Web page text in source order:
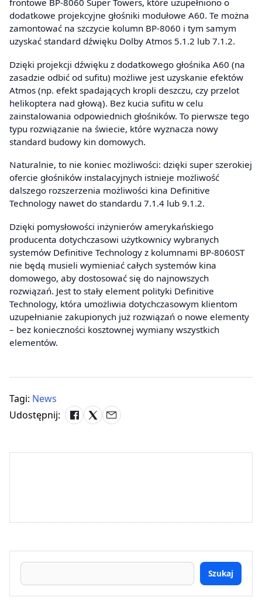
frontowe BP-8060 Super Towers, które uzupełniono o
dodatkowe projekcyjne głośniki modułowe A60. Te można
zamontować na szczycie kolumn BP-8060 i tym samym
uzyskać standard dźwięku Dolby Atmos 5.1.2 lub 7.1.2.
Dzięki projekcji dźwięku z dodatkowego głośnika A60 (na
zasadzie odbić od sufitu) możliwe jest uzyskanie efektów
Atmos (np. efekt spadających kropli deszczu, czy przelot
helikoptera nad głową). Bez kucia sufitu w celu
zainstalowania odpowiednich głośników. To pierwsze tego
typu rozwiązanie na świecie, które wyznacza nowy
standard budowy kin domowych.
Naturalnie, to nie koniec możliwości: dzięki super szerokiej
ofercie głośników instalacyjnych istnieje możliwość
dalszego rozszerzenia możliwości kina Definitive
Technology nawet do standardu 7.1.4 lub 9.1.2.
Dzięki pomysłowości inżynierów amerykańskiego
producenta dotychczasowi użytkownicy wybranych
systemów Definitive Technology z kolumnami BP-8060ST
nie będą musieli wymieniać całych systemów kina
domowego, aby dostosować się do najnowszych
rozwiązań. Jest to stały element polityki Definitive
Technology, która umożliwia dotychczasowym klientom
uzupełnianie zakupionych już rozwiązań o nowe elementy
– bez konieczności kosztownej wymiany wszystkich
elementów.
Tagi: News
Udostępnij:
Szukaj